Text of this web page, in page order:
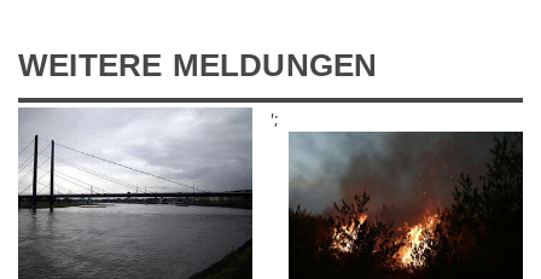
WEITERE MELDUNGEN
';